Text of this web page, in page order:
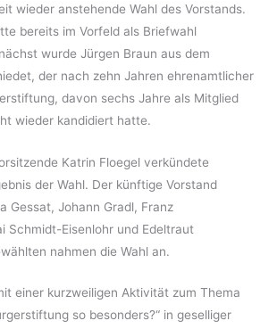
wieder anstehende Wahl des Vorstands.
bereits im Vorfeld als Briefwahl
wurde Jürgen Braun aus dem
der nach zehn Jahren ehrenamtlicher
davon sechs Jahre als Mitglied
wieder kandidiert hatte.
Katrin Floegel verkündete
der Wahl. Der künftige Vorstand
Gessat, Johann Gradl, Franz
Schmidt-Eisenlohr und Edeltraut
nahmen die Wahl an.
einer kurzweiligen Aktivität zum Thema
so besonders?“ in geselliger